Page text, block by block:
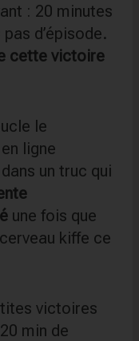
: 20 minutes
d’épisode.
cette victoire
le
ligne
un truc qui
une fois que
kiffe ce
victoires
min de